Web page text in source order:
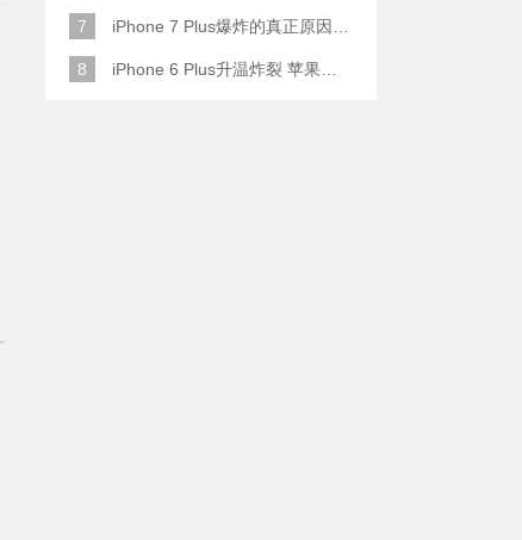
7 iPhone 7 Plus爆炸的真正原因原来是这样
8 iPhone 6 Plus升温炸裂 苹果赔了一部全新的